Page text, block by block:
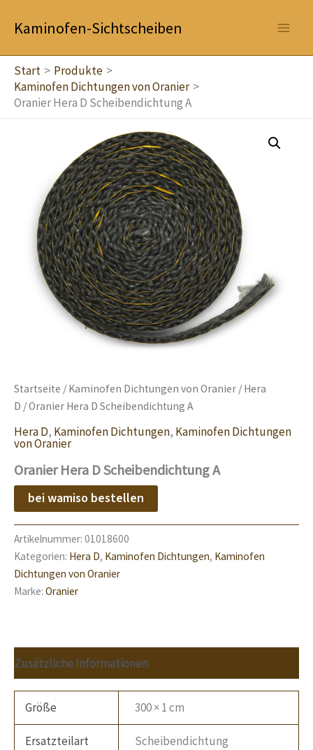
InhaltKaminofen-Sichtscheiben
Start
Produkte
Kaminofen Dichtungen von Oranier
Oranier Hera D Scheibendichtung A
Startseite / Kaminofen Dichtungen von Oranier / Hera
D / Oranier Hera D Scheibendichtung A
Hera D, Kaminofen Dichtungen, Kaminofen Dichtungen
von Oranier
Oranier Hera D Scheibendichtung A
bei wamiso bestellen
Artikelnummer: 01018600
Kategorien: Hera D, Kaminofen Dichtungen, Kaminofen
Dichtungen von Oranier
Marke: Oranier
Zusätzliche Informationen
Größe 300 × 1 cm
Ersatzteilart Scheibendichtung